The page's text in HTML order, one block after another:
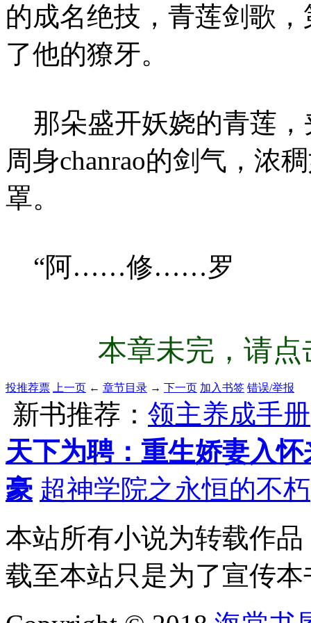
的成名绝技，青莲剑歌
了他的獠牙。
那朵盛开妖娆的青莲，
周身chanrao的剑气，浓
罩。
“阿……修……罗
本章未完，请
投推荐票 上一页 ← 章节目录 → 下一页 加入书签 错误/举报
新书推荐： 领主养成手册
天下为聘：重生娇妻入怀
豪 超神学院之永恒的不朽
本站所有小说为转载作
载至本站只是为了宣传